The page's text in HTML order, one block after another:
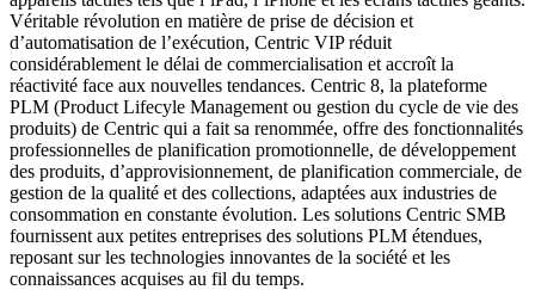
Véritable révolution en matière de prise de décision et
d’automatisation de l’exécution, Centric VIP réduit
considérablement le délai de commercialisation et accroît la
réactivité face aux nouvelles tendances. Centric 8, la plateforme
PLM (Product Lifecyle Management ou gestion du cycle de vie des
produits) de Centric qui a fait sa renommée, offre des fonctionnalités
professionnelles de planification promotionnelle, de développement
des produits, d’approvisionnement, de planification commerciale, de
gestion de la qualité et des collections, adaptées aux industries de
consommation en constante évolution. Les solutions Centric SMB
fournissent aux petites entreprises des solutions PLM étendues,
reposant sur les technologies innovantes de la société et les
connaissances acquises au fil du temps.